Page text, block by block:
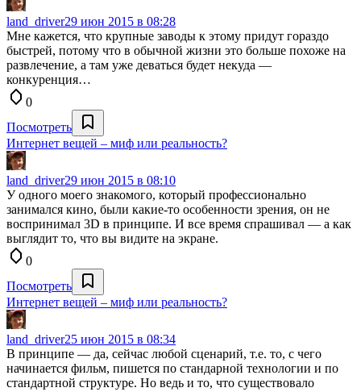
land_driver29 июн 2015 в 08:28
Мне кажется, что крупные заводы к этому придут гораздо
быстрей, потому что в обычной жизни это больше похоже на
развлечение, а там уже деваться будет некуда —
конкуренция…
0
Посмотреть
Интернет вещей – миф или реальность?
land_driver29 июн 2015 в 08:10
У одного моего знакомого, который профессионально
занимался кино, были какие-то особенности зрения, он не
воспринимал 3D в принципе. И все время спрашивал — а как
выглядит то, что вы видите на экране.
0
Посмотреть
Интернет вещей – миф или реальность?
land_driver25 июн 2015 в 08:34
В принципе — да, сейчас любой сценарий, т.е. то, с чего
начинается фильм, пишется по стандарной технологии и по
стандартной структуре. Но ведь и то, что существовало